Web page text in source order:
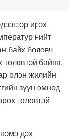
ирэх
нийт
байх боловч
төлөвтэй байна.
олон жилийн
зүүн өмнөд
төлөвтэй